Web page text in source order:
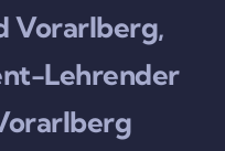
Vorarlberg,
Lehrender